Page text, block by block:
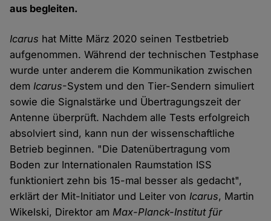
aus begleiten.
Icarus hat Mitte März 2020 seinen Testbetrieb
aufgenommen. Während der technischen Testphase
wurde unter anderem die Kommunikation zwischen
demIcarus-System und den Tier-Sendern simuliert
sowie die Signalstärke und Übertragungszeit der
Antenne überprüft. Nachdem alle Tests erfolgreich
absolviert sind, kann nun der wissenschaftliche
Betrieb beginnen. "Die Datenübertragung vom
Boden zur Internationalen Raumstation ISS
funktioniert zehn bis 15-mal besser als gedacht",
erklärt der Mit-Initiator und Leiter vonIcarus, Martin
Wikelski, Direktor amMax-Planck-Institut für